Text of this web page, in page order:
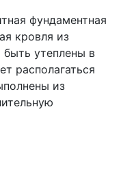
фундаментная
кровля из
утеплены в
располагаться
из